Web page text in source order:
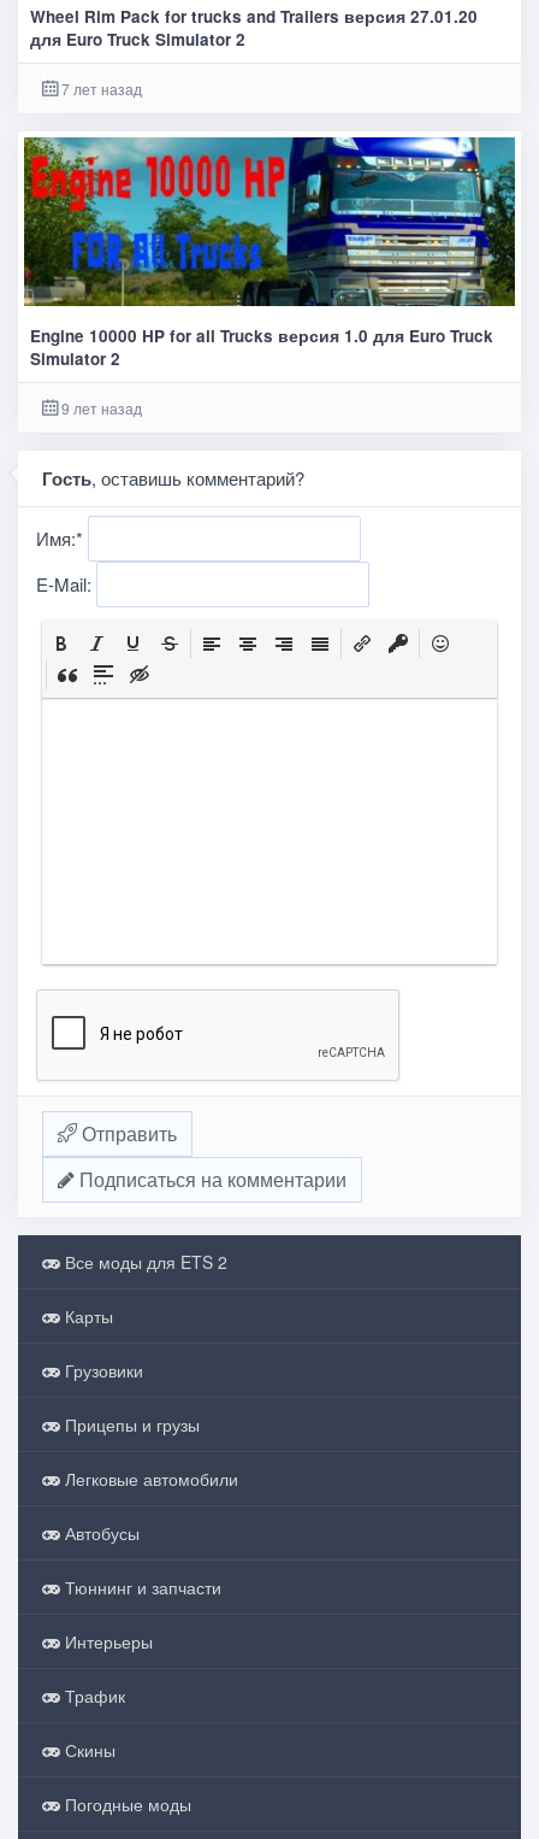
Wheel Rim Pack for trucks and Trailers версия 27.01.20
для Euro Truck Simulator 2
7 лет назад
Engine 10000 HP for all Trucks версия 1.0 для Euro Truck
Simulator 2
9 лет назад
Гость, оставишь комментарий?
Имя:*
E-Mail:
Отправить
Подписаться на комментарии
Все моды для ETS 2
Карты
Грузовики
Прицепы и грузы
Легковые автомобили
Автобусы
Тюннинг и запчасти
Интерьеры
Трафик
Скины
Погодные моды